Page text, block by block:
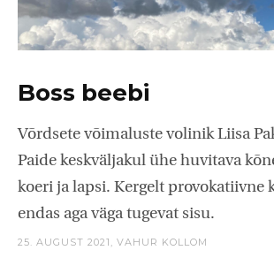
Boss beebi
Võrdsete võimaluste volinik Liisa
Paide keskväljakul ühe huvitava
koeri ja lapsi. Kergelt provokatiivne
endas aga väga tugevat sisu.
25. AUGUST 2021, VAHUR KOLLOM